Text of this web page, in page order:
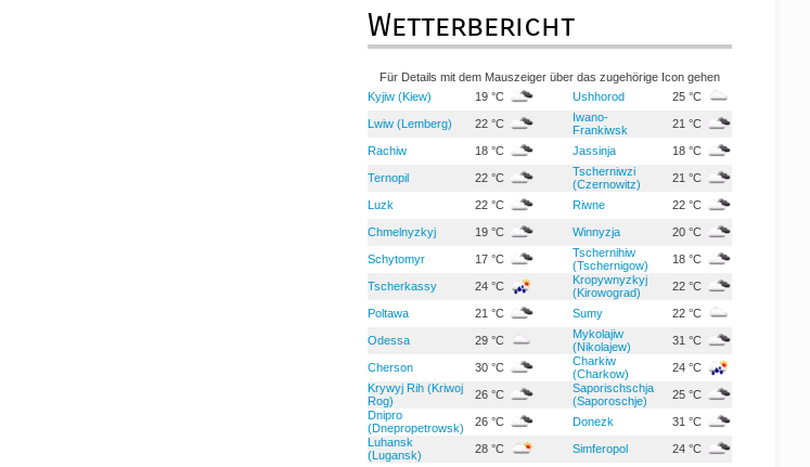
Wetterbericht
Für Details mit dem Mauszeiger über das zugehörige Icon gehen
Kyjiw (Kiew)
19 °C Ushhorod 25 °C
Lwiw (Lemberg) 22 °C
Iwano-
Frankiwsk
21 °C
Rachiw 18 °C Jassinja 18 °C
Ternopil 22 °C
Tscherniwzi
(Czernowitz)
21 °C
Luzk 22 °C Riwne 22 °C
Chmelnyzkyj 19 °C Winnyzja 20 °C
Schytomyr 17 °C
Tschernihiw
(Tschernigow)
18 °C
Tscherkassy 24 °C
Kropywnyzkyj
(Kirowograd)
22 °C
Poltawa 21 °C Sumy 22 °C
Odessa 29 °C
Mykolajiw
(Nikolajew)
31 °C
Cherson 30 °C
Charkiw
(Charkow)
24 °C
Krywyj Rih (Kriwoj
Rog)
26 °C
Saporischschja
(Saporoschje)
25 °C
Dnipro
(Dnepropetrowsk)
26 °C Donezk
31 °C
Luhansk
(Lugansk)
28 °C Simferopol 24 °C